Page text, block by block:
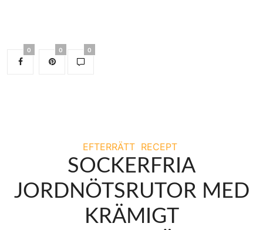
0 0 0
EFTERRÄTT RECEPT
SOCKERFRIA
JORDNÖTSRUTOR MED
KRÄMIGT